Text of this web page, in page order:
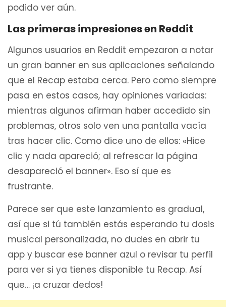
podido ver aún.
Las primeras impresiones en Reddit
Algunos usuarios en Reddit empezaron a notar
un gran banner en sus aplicaciones señalando
que el Recap estaba cerca. Pero como siempre
pasa en estos casos, hay opiniones variadas:
mientras algunos afirman haber accedido sin
problemas, otros solo ven una pantalla vacía
tras hacer clic. Como dice uno de ellos: «Hice
clic y nada apareció; al refrescar la página
desapareció el banner». Eso sí que es
frustrante.
Parece ser que este lanzamiento es gradual,
así que si tú también estás esperando tu dosis
musical personalizada, no dudes en abrir tu
app y buscar ese banner azul o revisar tu perfil
para ver si ya tienes disponible tu Recap. Así
que… ¡a cruzar dedos!